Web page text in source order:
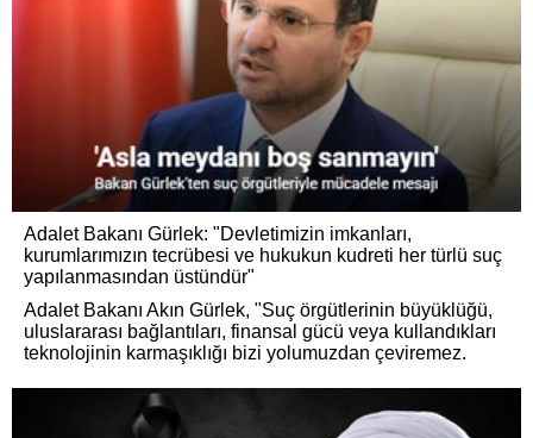
Adalet Bakanı Gürlek: "Devletimizin imkanları,
kurumlarımızın tecrübesi ve hukukun kudreti her türlü suç
yapılanmasından üstündür"
Adalet Bakanı Akın Gürlek, "Suç örgütlerinin büyüklüğü,
uluslararası bağlantıları, finansal gücü veya kullandıkları
teknolojinin karmaşıklığı bizi yolumuzdan çeviremez.